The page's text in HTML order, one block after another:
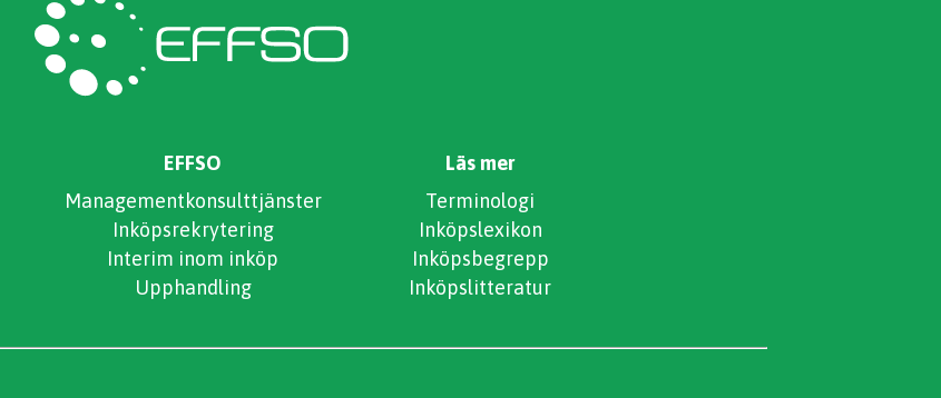
EFFSO
Managementkonsulttjänster
Inköpsrekrytering
Interim inom inköp
Upphandling
Läs mer
Terminologi
Inköpslexikon
Inköpsbegrepp
Inköpslitteratur